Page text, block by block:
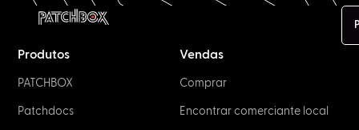
Produtos
PATCHBOX
Patchdocs
Vendas
Comprar
Encontrar comerciante local